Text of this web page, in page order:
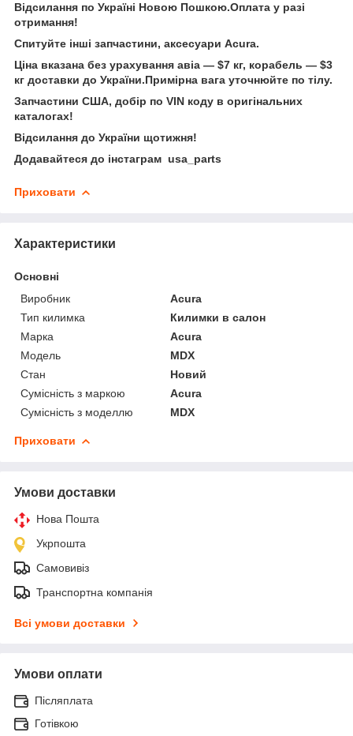
Відсилання по Україні Новою Пошкою.Оплата у разі
отримання!
Спитуйте інші запчастини, аксесуари Acura.
Ціна вказана без урахування авіа — $7 кг, корабель — $3
кг доставки до України.Примірна вага уточнюйте по тілу.
Запчастини США, добір по VIN коду в оригінальних
каталогах!
Відсилання до України щотижня!
Додавайтеся до інстаграм usa_parts
Приховати
Характеристики
Основні
Виробник
Acura
Тип килимка
Килимки в салон
Марка
Acura
Модель
MDX
Стан
Новий
Сумісність з маркою
Acura
Сумісність з моделлю
MDX
Приховати
Умови доставки
Нова Пошта
Укрпошта
Самовивіз
Транспортна компанія
Всі умови доставки
Умови оплати
Післяплата
Готівкою